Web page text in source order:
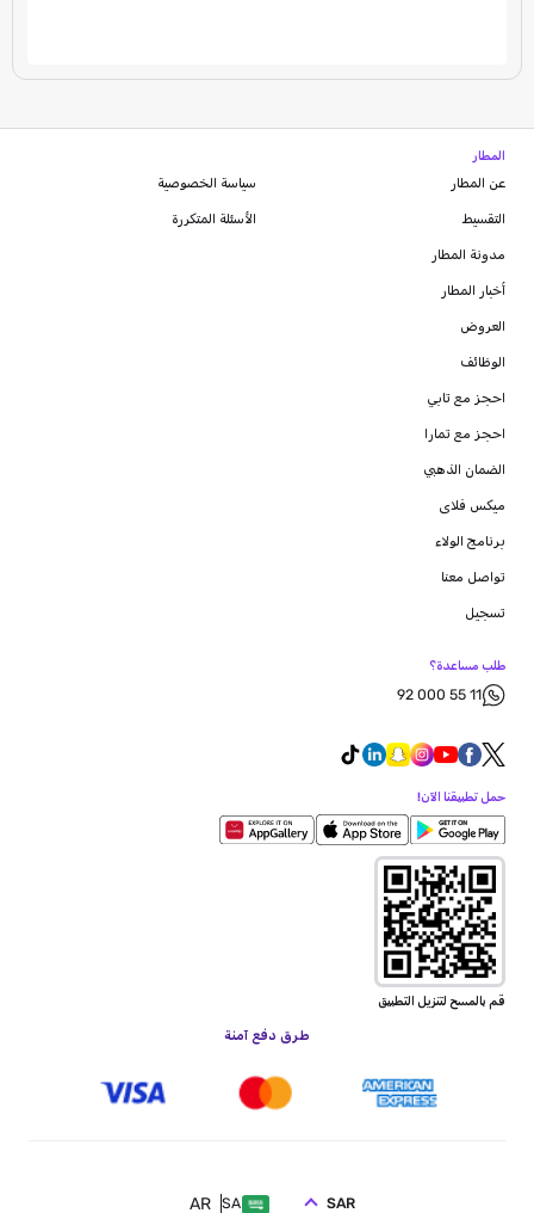
المطار
عن المطار
التقسيط
مدونة المطار
أخبار المطار
العروض
الوظائف
احجز مع تابي
احجز مع تمارا
الضمان الذهبي
ميكس فلاى
برنامج الولاء
سياسة الخصوصية
الأسئلة المتكررة
تواصل معنا
تسجيل
طلب مساعدة؟
92 000 55 11
حمل تطبيقنا الآن!
قم بالمسح لتنزيل التطبيق
طرق دفع آمنة
SA
AR SAR